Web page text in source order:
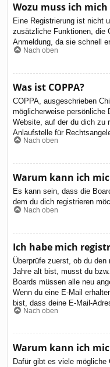
Wozu muss ich
Eine Registrierung ist nicht
zusätzliche Funktionen, die
Anmeldung, da sie schnell
Nach oben
Was ist COPPA?
COPPA, ausgeschrieben
möglicherweise persönliche
Website, auf der du dich zu
Anlaufstelle für
Nach oben
Warum kann ich
Es kann sein, dass die
dem du dich registrieren
Nach oben
Ich habe mich
Überprüfe zuerst, ob du
Jahre alt bist, musst du
Boards müssen alle neu
Wenn du eine E-Mail
bist, dass deine E-Mail-
Nach oben
Warum kann ich
Dafür gibt es viele